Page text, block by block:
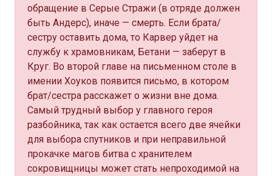
обращение в Серые Стражи (в отряде должен
быть Андерс), иначе — смерть. Если брата/
сестру оставить дома, то Карвер уйдет на
службу к храмовникам, Бетани — заберут в
Круг. Во второй главе на письменном столе в
имении Хоуков появится письмо, в котором
брат/сестра расскажет о жизни вне дома.
Самый трудный выбор у главного героя
разбойника, так как остается всего две ячейки
для выбора спутников и при неправильной
прокачке магов битва с хранителем
сокровищницы может стать непроходимой на